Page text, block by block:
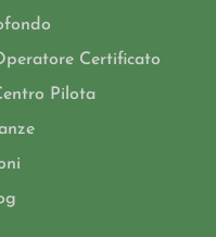
Certificato
Pilota